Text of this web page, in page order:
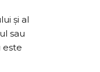
și al
sau
este